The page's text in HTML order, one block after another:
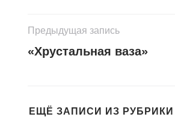
Предыдущая запись
«Хрустальная ваза»
ЕЩЁ ЗАПИСИ ИЗ РУБРИКИ